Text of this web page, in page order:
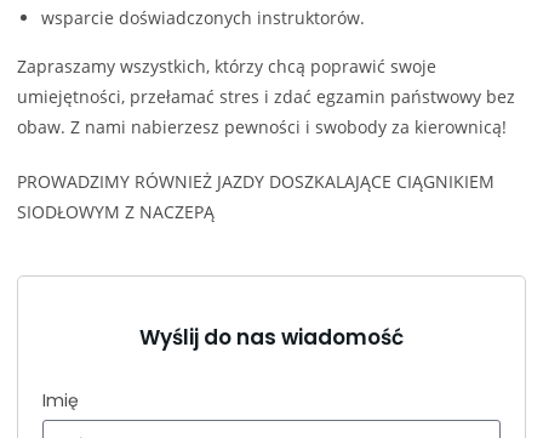
wsparcie doświadczonych instruktorów.
Zapraszamy wszystkich, którzy chcą poprawić swoje
umiejętności, przełamać stres i zdać egzamin państwowy bez
obaw. Z nami nabierzesz pewności i swobody za kierownicą!
PROWADZIMY RÓWNIEŻ JAZDY DOSZKALAJĄCE CIĄGNIKIEM
SIODŁOWYM Z NACZEPĄ
Wyślij do nas wiadomość
Imię